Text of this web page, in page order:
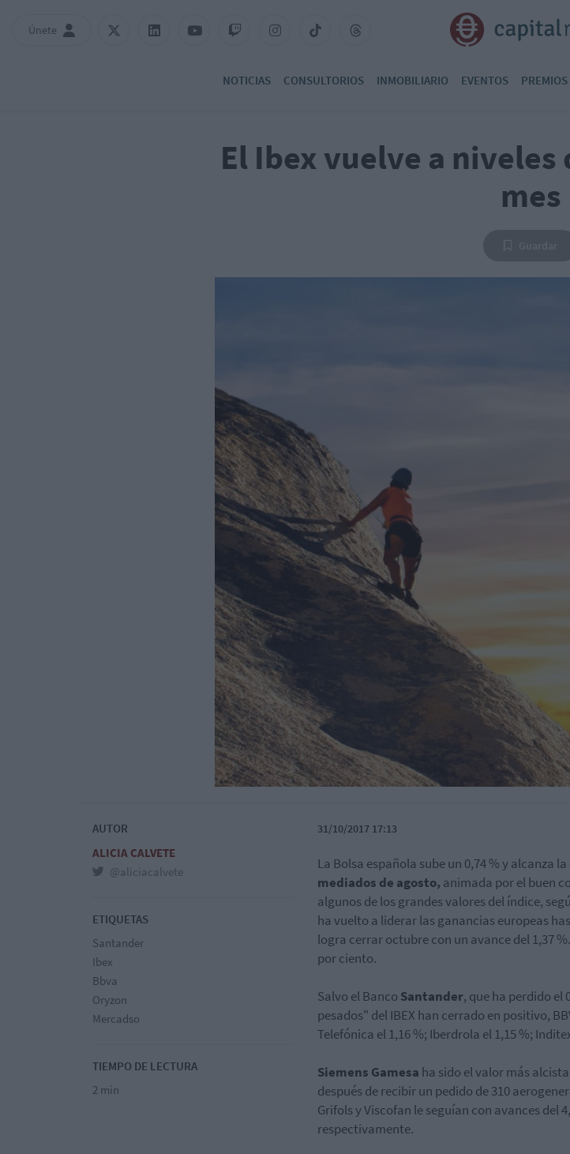
Únete
NOTICIAS CONSULTORIOS INMOBILIARIO EVENTOS PREMIOS
El Ibex vuelve a niveles
mes
AUTOR
ALICIA CALVETE
@aliciacalvete
ETIQUETAS
Santander
Ibex
Bbva
Oryzon
Mercadso
TIEMPO DE LECTURA
2 min
31/10/2017 17:13
La Bolsa española sube un 0,74 % y alcanza
mediados de agosto, animada por el buen
algunos de los grandes valores del índice,
ha vuelto a liderar las ganancias europeas
logra cerrar octubre con un avance del 1,37
por ciento.
Salvo el Banco Santander, que ha perdido el
pesados" del IBEX han cerrado en positivo,
Telefónica el 1,16 %; Iberdrola el 1,15 %;
Siemens Gamesa ha sido el valor más
después de recibir un pedido de 310
Grifols y Viscofan le seguían con avances del
respectivamente.